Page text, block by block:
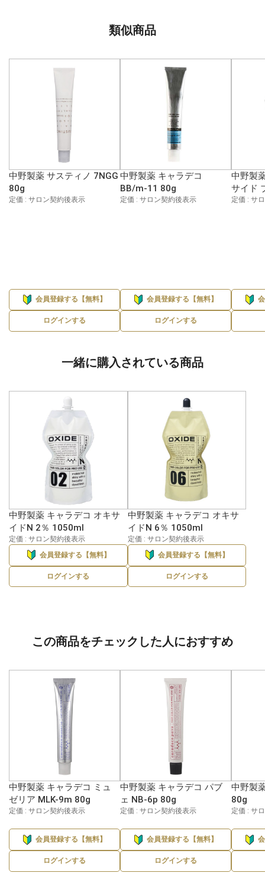
類似商品
中野製薬 サスティノ 7NGG
80g
定価 : サロン契約後表示
会員登録する【無料】
ログインする
中野製薬 キャラデコ
BB/m-11 80g
定価 : サロン契約後表示
会員登録する【無料】
ログインする
中野製
サイド
定価 : サ
一緒に購入されている商品
中野製薬 キャラデコ オキサ
イドN 2％ 1050ml
定価 : サロン契約後表示
会員登録する【無料】
ログインする
中野製薬 キャラデコ オキサ
イドN 6％ 1050ml
定価 : サロン契約後表示
会員登録する【無料】
ログインする
この商品をチェックした人におすすめ
中野製薬 キャラデコ ミュ
ゼリア MLK-9m 80g
定価 : サロン契約後表示
会員登録する【無料】
ログインする
中野製薬 キャラデコ パブ
ェ NB-6p 80g
定価 : サロン契約後表示
会員登録する【無料】
ログインする
中野製
80g
定価 : サ